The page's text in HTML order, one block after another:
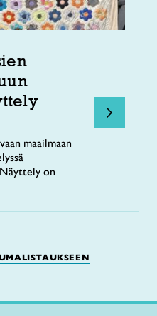
maailmaan
on